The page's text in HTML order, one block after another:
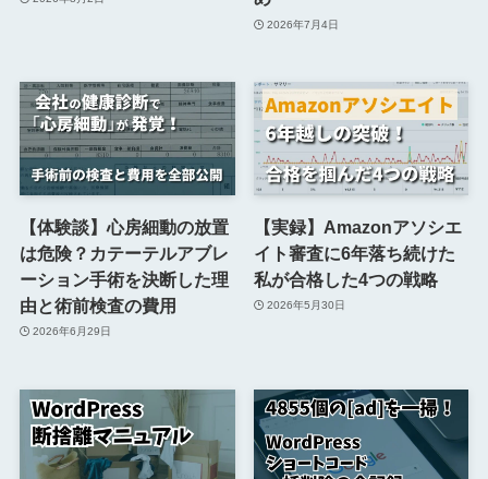
2026年7月4日
【体験談】心房細動の放置
は危険？カテーテルアブレ
ーション手術を決断した理
由と術前検査の費用
2026年6月29日
【実録】Amazonアソシエ
イト審査に6年落ち続けた
私が合格した4つの戦略
2026年5月30日